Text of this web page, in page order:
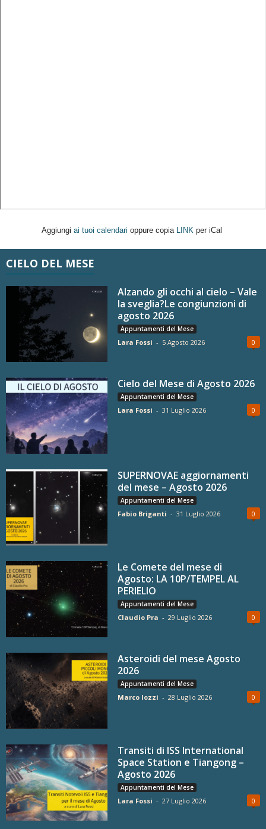
Aggiungi ai tuoi calendari oppure copia LINK per iCal
CIELO DEL MESE
Alzando gli occhi al cielo – Vale
la sveglia?Le congiunzioni di
agosto 2026
Appuntamenti del Mese
Lara Fossi - 5 Agosto 2026 0
Cielo del Mese di Agosto 2026
Appuntamenti del Mese
Lara Fossi - 31 Luglio 2026 0
SUPERNOVAE aggiornamenti
del mese – Agosto 2026
Appuntamenti del Mese
Fabio Briganti - 31 Luglio 2026 0
Le Comete del mese di
Agosto: LA 10P/TEMPEL AL
PERIELIO
Appuntamenti del Mese
Claudio Pra - 29 Luglio 2026 0
Asteroidi del mese Agosto
2026
Appuntamenti del Mese
Marco Iozzi - 28 Luglio 2026 0
Transiti di ISS International
Space Station e Tiangong –
Agosto 2026
Appuntamenti del Mese
Lara Fossi - 27 Luglio 2026 0